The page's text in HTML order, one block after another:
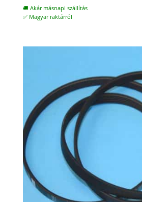
🚚 Akár másnapi szállítás
✅ Magyar raktárról